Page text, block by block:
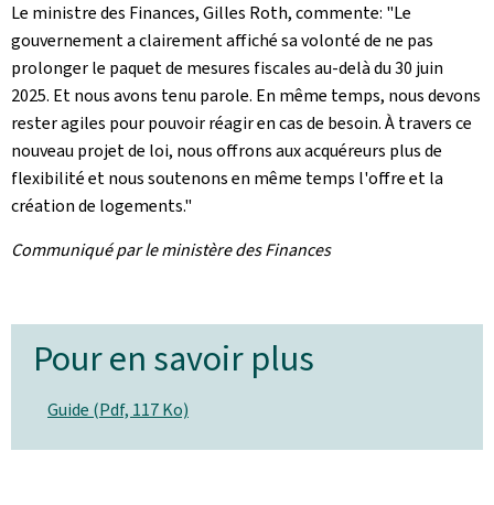
Le ministre des Finances, Gilles Roth, commente: "Le
gouvernement a clairement affiché sa volonté de ne pas
prolonger le paquet de mesures fiscales au-delà du 30 juin
2025. Et nous avons tenu parole. En même temps, nous devons
rester agiles pour pouvoir réagir en cas de besoin. À travers ce
nouveau projet de loi, nous offrons aux acquéreurs plus de
flexibilité et nous soutenons en même temps l'offre et la
création de logements."
Communiqué par le ministère des Finances
Pour en savoir plus
Guide (Pdf, 117 Ko)